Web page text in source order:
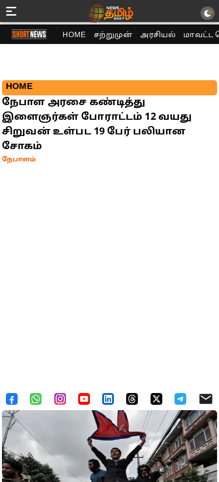
HOME சற்றுமுன் அரசியல் மாவட்ட
HOME
நேபாள அரசை கண்டித்து
இளைஞர்கள் போராட்டம் 12 வயது
சிறுவன் உள்பட 19 பேர் பலியான
சோகம்
நேபாளம்